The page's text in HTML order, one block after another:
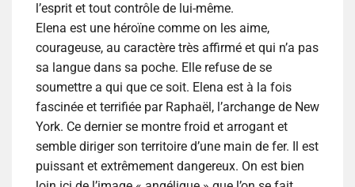
l’esprit et tout contrôle de lui-même.
Elena est une héroïne comme on les aime,
courageuse, au caractère très affirmé et qui n’a pas
sa langue dans sa poche. Elle refuse de se
soumettre a qui que ce soit. Elena est à la fois
fascinée et terrifiée par Raphaël, l’archange de New
York. Ce dernier se montre froid et arrogant et
semble diriger son territoire d’une main de fer. Il est
puissant et extrêmement dangereux. On est bien